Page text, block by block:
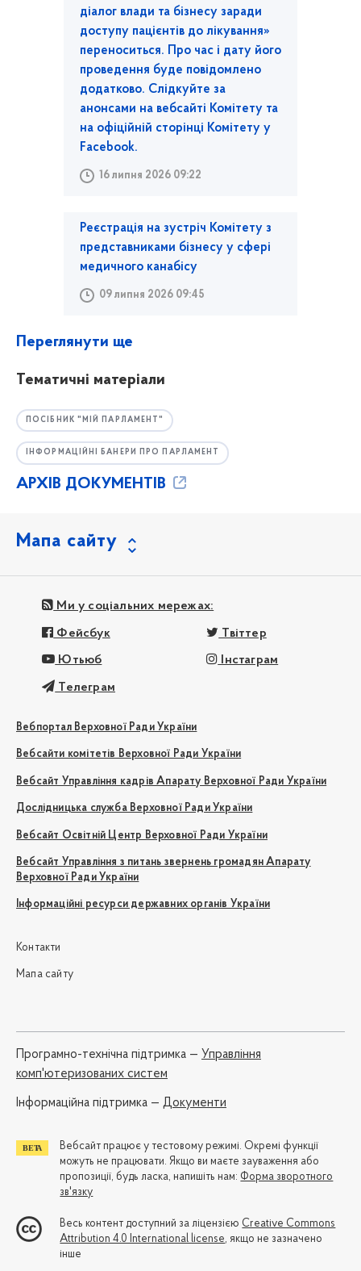
діалог влади та бізнесу заради
доступу пацієнтів до лікування»
переноситься. Про час і дату його
проведення буде повідомлено
додатково. Слідкуйте за
анонсами на вебсайті Комітету та
на офіційній сторінці Комітету у
Facebook.
16 липня 2026 09:22
Реєстрація на зустріч Комітету з
представниками бізнесу у сфері
медичного канабісу
09 липня 2026 09:45
Переглянути ще
Тематичні матеріали
ПОСІБНИК "МІЙ ПАРЛАМЕНТ"
ІНФОРМАЦІЙНІ БАНЕРИ ПРО ПАРЛАМЕНТ
АРХІВ ДОКУМЕНТІВ
Мапа сайту
Ми у соціальних мережах:
Фейсбук Твіттер
Ютьюб Інстаграм
Телеграм
Вебпортал Верховної Ради України
Вебсайти комітетів Верховної Ради України
Вебсайт Управління кадрів Апарату Верховної Ради України
Дослідницька служба Верховної Ради України
Вебсайт Освітній Центр Верховної Ради України
Вебсайт Управління з питань звернень громадян Апарату
Верховної Ради України
Інформаційні ресурси державних органів України
Контакти
Мапа сайту
Програмно-технічна підтримка — Управління
комп'ютеризованих систем
Iнформаційна підтримка — Документи
Вебсайт працює у тестовому режимі. Окремі функції
можуть не працювати. Якщо ви маєте зауваження або
пропозиції, будь ласка, напишіть нам: Форма зворотного
зв'язку
Весь контент доступний за ліцензією Creative Commons
Attribution 4.0 International license, якщо не зазначено
інше